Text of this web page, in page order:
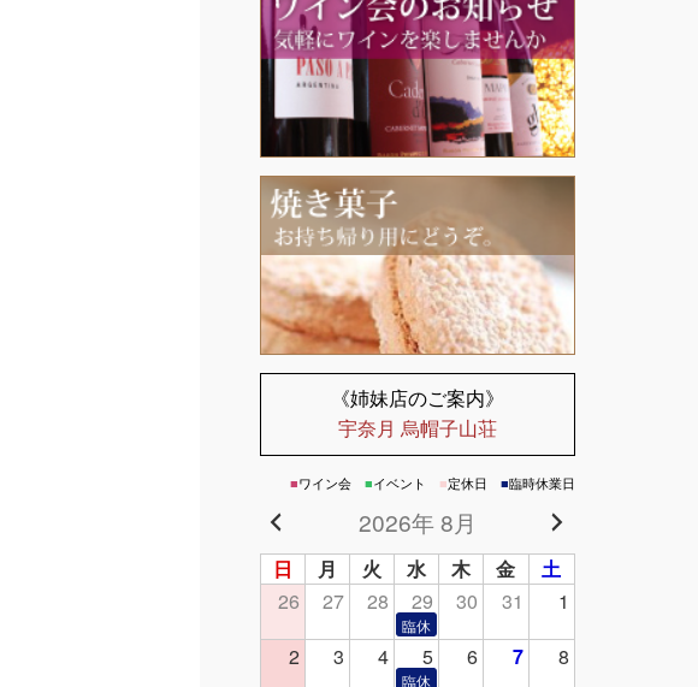
《姉妹店のご案内》
宇奈月 烏帽子山荘
■ワイン会 ■イベント ■定休日 ■臨時休業日
2026年 8月
日 月 火 水 木 金
土
26
27 28 29 30 31
1
2
3 4 5 6 7
8